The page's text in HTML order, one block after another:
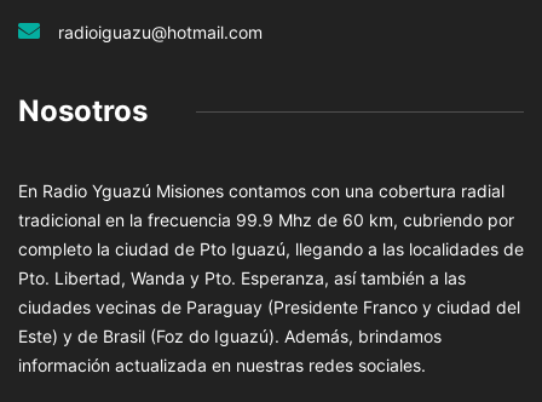
radioiguazu@hotmail.com
Nosotros
En Radio Yguazú Misiones contamos con una cobertura radial
tradicional en la frecuencia 99.9 Mhz de 60 km, cubriendo por
completo la ciudad de Pto Iguazú, llegando a las localidades de
Pto. Libertad, Wanda y Pto. Esperanza, así también a las
ciudades vecinas de Paraguay (Presidente Franco y ciudad del
Este) y de Brasil (Foz do Iguazú). Además, brindamos
información actualizada en nuestras redes sociales.